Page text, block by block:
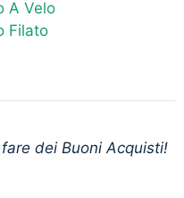
A Velo
Filato
dei Buoni Acquisti!